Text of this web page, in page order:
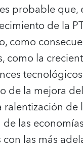
probable que,
de la
como
como la
de la mejora
de
las
las más